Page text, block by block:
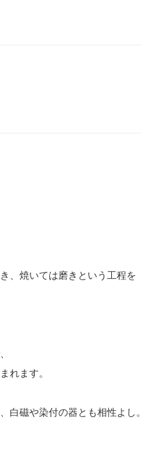
、焼いては磨きという工程を
れます。
白磁や染付の器とも相性よし。